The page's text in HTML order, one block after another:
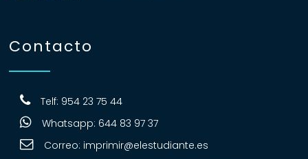
Contacto
Telf: 954 23 75 44
Whatsapp: 644 83 97 37
Correo: imprimir@elestudiante.es